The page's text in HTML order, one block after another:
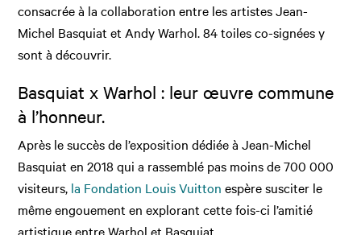
consacrée à la collaboration entre les artistes Jean-
Michel Basquiat et Andy Warhol. 84 toiles co-signées y
sont à découvrir.
Basquiat x Warhol : leur œuvre commune
à l’honneur.
Après le succès de l’exposition dédiée à Jean-Michel
Basquiat en 2018 qui a rassemblé pas moins de 700 000
visiteurs, la Fondation Louis Vuitton espère susciter le
même engouement en explorant cette fois-ci l’amitié
artistique entre Warhol et Basquiat.